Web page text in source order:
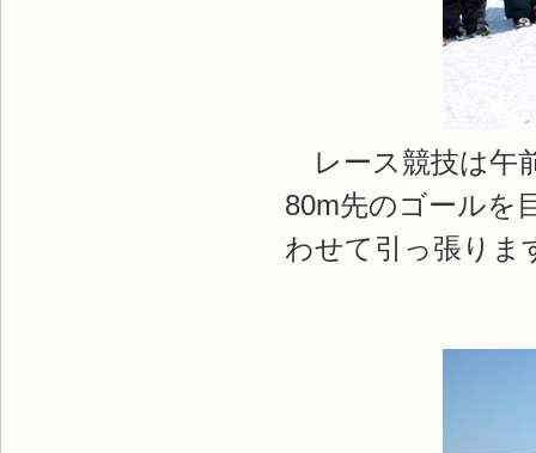
レース競技は午
80m先のゴールを
わせて引っ張りま